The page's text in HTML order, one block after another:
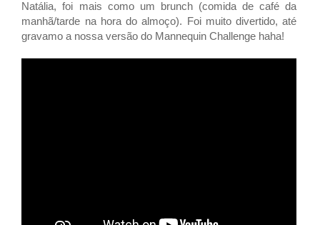
Natália, foi mais como um brunch (comida de café da
manhã/tarde na hora do almoço). Foi muito divertido, até
gravamo a nossa versão do Mannequin Challenge haha!